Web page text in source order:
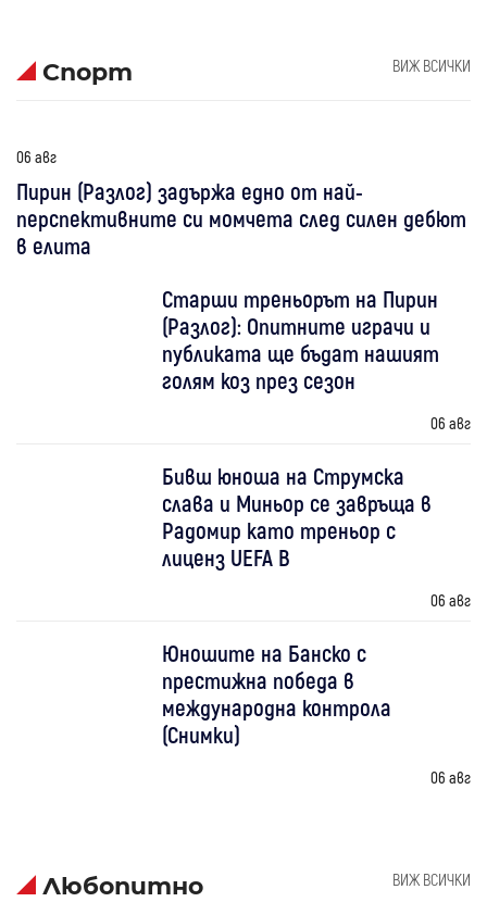
Спорт ВИЖ ВСИЧКИ
06 авг
Пирин (Разлог) задържа едно от най-
перспективните си момчета след силен дебют
в елита
Старши треньорът на Пирин
(Разлог): Опитните играчи и
публиката ще бъдат нашият
голям коз през сезон
06 авг
Бивш юноша на Струмска
слава и Миньор се завръща в
Радомир като треньор с
лиценз UEFA B
06 авг
Юношите на Банско с
престижна победа в
международна контрола
(Снимки)
06 авг
Любопитно ВИЖ ВСИЧКИ